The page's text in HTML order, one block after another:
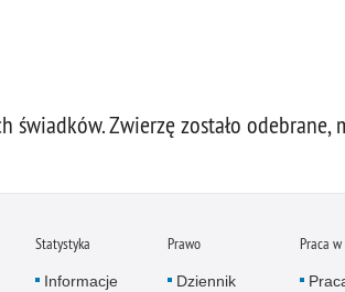
świadków. Zwierzę zostało odebrane,
Statystyka
Informacje
Prawo
Dziennik
Praca